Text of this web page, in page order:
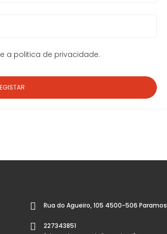
e a politica de privacidade.
Rua do Agueiro, 105 4500-506 Paramos
227343851